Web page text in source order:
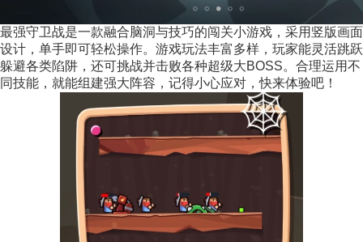
最强守卫战是一款融合脑洞与技巧的闯关小游戏，采用竖版画面
设计，单手即可轻松操作。游戏玩法丰富多样，玩家能灵活跳跃
躲避各类陷阱，还可挑战并击败各种超级大BOSS。合理运用不
同技能，就能组建强大阵容，记得小心应对，快来体验吧！